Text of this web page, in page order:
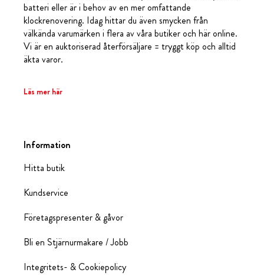
batteri eller är i behov av en mer omfattande
klockrenovering. Idag hittar du även smycken från
välkända varumärken i flera av våra butiker och här online.
Vi är en auktoriserad återförsäljare = tryggt köp och alltid
äkta varor.
Läs mer här
Information
Hitta butik
Kundservice
Företagspresenter & gåvor
Bli en Stjärnurmakare / Jobb
Integritets- & Cookiepolicy